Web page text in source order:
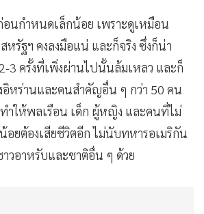
อนกำหนดเล็กน้อย เพราะดูเหมือน
หรัฐฯ คงลงมือแน่ และก็จริง ซึ่งก็น่า
2-3 ครั้งที่เพิ่งผ่านไปนั้นล้มเหลว และก็
อิหร่านและคนสำคัญอื่น ๆ กว่า 50 คน
ำให้พลเรือน เด็ก ผู้หญิง และคนที่ไม่
อยต้องเสียชีวิตอีก ไม่นับทหารอเมริกัน
วอาหรับและชาติอื่น ๆ ด้วย